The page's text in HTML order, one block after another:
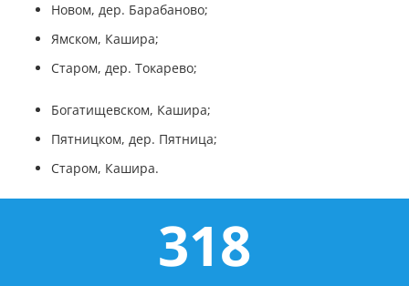
Новом, дер. Барабаново;
Ямском, Кашира;
Старом, дер. Токарево;
Богатищевском, Кашира;
Пятницком, дер. Пятница;
Старом, Кашира.
318